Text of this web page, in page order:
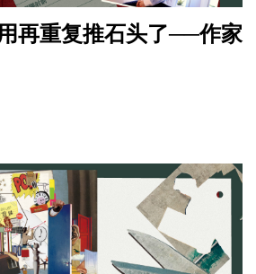
再重复推石头了──作家